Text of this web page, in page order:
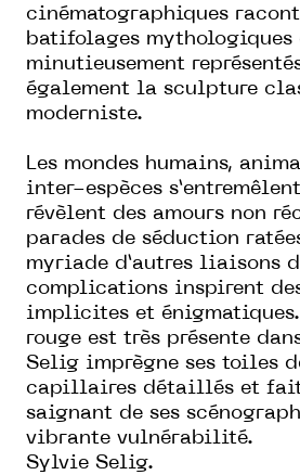
cinématographiques
batifolages mythologiques
minutieusement
également la sculpture
moderniste.
Les mondes humains,
inter-espèces
révèlent des amours non
parades de séduction
myriade d’autres liaisons
complications inspirent
implicites et
rouge est très présente
Selig imprègne ses toiles
capillaires détaillés et
saignant de ses
vibrante vulnérabilité.
Sylvie Selig.